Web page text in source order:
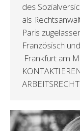
des
als
Paris
Französisch
Frankfurt am